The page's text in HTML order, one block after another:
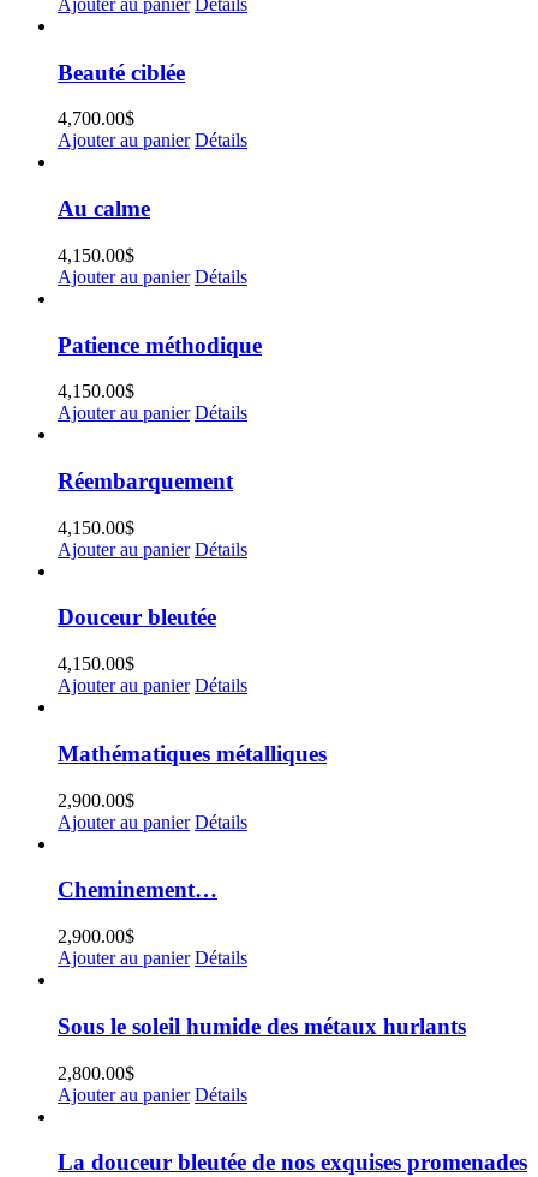
Ajouter au panier Détails
Beauté ciblée
4,700.00$
Ajouter au panier Détails
Au calme
4,150.00$
Ajouter au panier Détails
Patience méthodique
4,150.00$
Ajouter au panier Détails
Réembarquement
4,150.00$
Ajouter au panier Détails
Douceur bleutée
4,150.00$
Ajouter au panier Détails
Mathématiques métalliques
2,900.00$
Ajouter au panier Détails
Cheminement…
2,900.00$
Ajouter au panier Détails
Sous le soleil humide des métaux hurlants
2,800.00$
Ajouter au panier Détails
La douceur bleutée de nos exquises promenades